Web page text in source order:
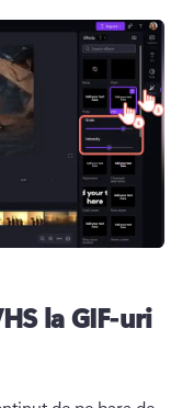
la GIF-uri